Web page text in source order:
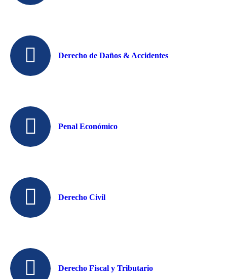
Derecho de Daños & Accidentes
Penal Económico
Derecho Civil
Derecho Fiscal y Tributario